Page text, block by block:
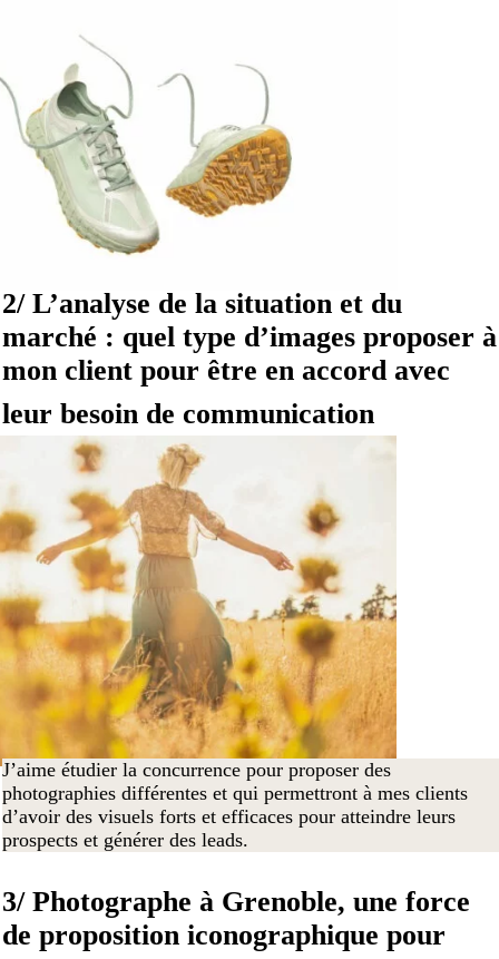
2/ L’analyse de la situation et du
marché : quel type d’images proposer à
mon client pour être en accord avec
leur besoin de communication
J’aime étudier la concurrence pour proposer des
photographies différentes et qui permettront à mes clients
d’avoir des visuels forts et efficaces pour atteindre leurs
prospects et générer des leads.
3/ Photographe à Grenoble, une force
de proposition iconographique pour